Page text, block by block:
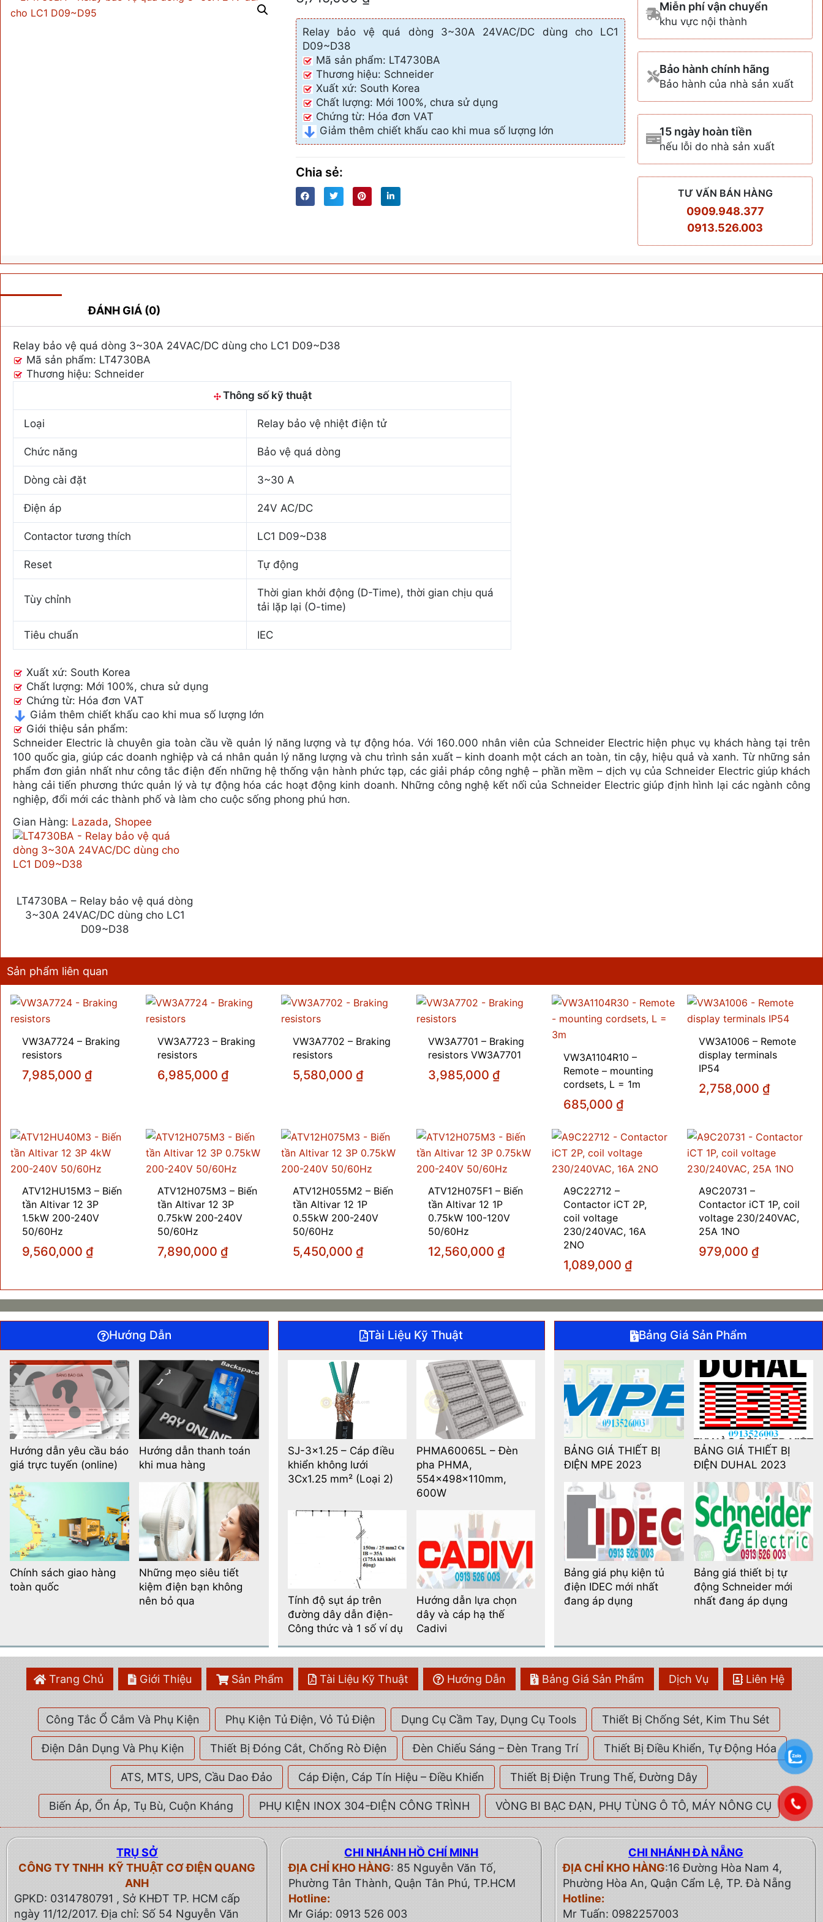
dòng
24VAC/DC
dùng
cho
LC1
D09~D38
Relay bảo vệ quá dòng 3~30A 24VAC/DC dùng cho LC1
D09~D38
Mã sản phẩm: LT4730BA
Thương hiệu: Schneider
Xuất xứ: South Korea
Chất lượng: Mới 100%, chưa sử dụng
Chứng từ: Hóa đơn VAT
Giảm thêm chiết khấu cao khi mua số lượng lớn
Chia sẻ:
Miễn phí vận chuyển
khu vực nội thành
Bảo hành chính hãng
Bảo hành của nhà sản xuất
15 ngày hoàn tiền
nếu lỗi do nhà sản xuất
TƯ VẤN BÁN HÀNG
0909.948.377
0913.526.003
ĐÁNH GIÁ (0)
Relay bảo vệ quá dòng 3~30A 24VAC/DC dùng cho LC1 D09~D38
Mã sản phẩm: LT4730BA
Thương hiệu: Schneider
Thông số kỹ thuật
Loại Relay bảo vệ nhiệt điện tử
Chức năng Bảo vệ quá dòng
Dòng cài đặt 3~30 A
Điện áp 24V AC/DC
Contactor tương thích LC1 D09~D38
Reset Tự động
Tùy chỉnh
Thời gian khởi động (D-Time), thời gian chịu quá
tải lặp lại (O-time)
Tiêu chuẩn IEC
Xuất xứ: South Korea
Chất lượng: Mới 100%, chưa sử dụng
Chứng từ: Hóa đơn VAT
Giảm thêm chiết khấu cao khi mua số lượng lớn
Giới thiệu sản phẩm:
Schneider Electric là chuyên gia toàn cầu về quản lý năng lượng và tự động hóa. Với 160.000 nhân viên của Schneider Electric hiện phục vụ khách hàng tại trên
100 quốc gia, giúp các doanh nghiệp và cá nhân quản lý năng lượng và chu trình sản xuất – kinh doanh một cách an toàn, tin cậy, hiệu quả và xanh. Từ những sản
phẩm đơn giản nhất như công tắc điện đến những hệ thống vận hành phức tạp, các giải pháp công nghệ – phần mềm – dịch vụ của Schneider Electric giúp khách
hàng cải tiến phương thức quản lý và tự động hóa các hoạt động kinh doanh. Những công nghệ kết nối của Schneider Electric giúp định hình lại các ngành công
nghiệp, đổi mới các thành phố và làm cho cuộc sống phong phú hơn.
Gian Hàng: Lazada, Shopee
LT4730BA – Relay bảo vệ quá dòng
3~30A 24VAC/DC dùng cho LC1
D09~D38
Sản phẩm liên quan
VW3A7724 – Braking
resistors
7,985,000 ₫
VW3A7723 – Braking
resistors
6,985,000 ₫
VW3A7702 – Braking
resistors
5,580,000 ₫
VW3A7701 – Braking
resistors VW3A7701
3,985,000 ₫
VW3A1104R10 –
Remote – mounting
cordsets, L = 1m
685,000 ₫
VW3A1006 – Remote
display terminals
IP54
2,758,000 ₫
ATV12HU15M3 – Biến
tần Altivar 12 3P
1.5kW 200-240V
50/60Hz
9,560,000 ₫
ATV12H075M3 – Biến
tần Altivar 12 3P
0.75kW 200-240V
50/60Hz
7,890,000 ₫
ATV12H055M2 – Biến
tần Altivar 12 1P
0.55kW 200-240V
50/60Hz
5,450,000 ₫
ATV12H075F1 – Biến
tần Altivar 12 1P
0.75kW 100-120V
50/60Hz
12,560,000 ₫
A9C22712 –
Contactor iCT 2P,
coil voltage
230/240VAC, 16A
2NO
1,089,000 ₫
A9C20731 –
Contactor iCT 1P, coil
voltage 230/240VAC,
25A 1NO
979,000 ₫
Hướng Dẫn
Hướng dẫn yêu cầu báo
giá trực tuyến (online)
Hướng dẫn thanh toán
khi mua hàng
Chính sách giao hàng
toàn quốc
Những mẹo siêu tiết
kiệm điện bạn không
nên bỏ qua
Tài Liệu Kỹ Thuật
SJ-3×1.25 – Cáp điều
khiển không lưới
3Cx1.25 mm² (Loại 2)
PHMA60065L – Đèn
pha PHMA,
554x498x110mm,
600W
Tính độ sụt áp trên
đường dây dẫn điện-
Công thức và 1 số ví dụ
Hướng dẫn lựa chọn
dây và cáp hạ thế
Cadivi
Bảng Giá Sản Phẩm
BẢNG GIÁ THIẾT BỊ
ĐIỆN MPE 2023
BẢNG GIÁ THIẾT BỊ
ĐIỆN DUHAL 2023
Bảng giá phụ kiện tủ
điện IDEC mới nhất
đang áp dụng
Bảng giá thiết bị tự
động Schneider mới
nhất đang áp dụng
Trang Chủ Giới Thiệu Sản Phẩm Tài Liệu Kỹ Thuật Hướng Dẫn Bảng Giá Sản Phẩm Dịch Vụ Liên Hệ
Công Tắc Ổ Cắm Và Phụ Kiện Phụ Kiện Tủ Điện, Vỏ Tủ Điện Dụng Cụ Cầm Tay, Dụng Cụ Tools Thiết Bị Chống Sét, Kim Thu Sét
Điện Dân Dụng Và Phụ Kiện Thiết Bị Đóng Cắt, Chống Rò Điện Đèn Chiếu Sáng – Đèn Trang Trí Thiết Bị Điều Khiển, Tự Động Hóa
ATS, MTS, UPS, Cầu Dao Đảo Cáp Điện, Cáp Tín Hiệu – Điều Khiển Thiết Bị Điện Trung Thế, Đường Dây
Biến Áp, Ổn Áp, Tụ Bù, Cuộn Kháng PHỤ KIỆN INOX 304-ĐIỆN CÔNG TRÌNH VÒNG BI BẠC ĐẠN, PHỤ TÙNG Ô TÔ, MÁY NÔNG CỤ
TRỤ SỞ
CÔNG TY TNHH KỸ THUẬT CƠ ĐIỆN QUANG
ANH
GPKD: 0314780791 , Sở KHĐT TP. HCM cấp
ngày 11/12/2017. Địa chỉ: Số 54 Nguyễn Văn
CHI NHÁNH HỒ CHÍ MINH
ĐỊA CHỈ KHO HÀNG: 85 Nguyễn Văn Tố,
Phường Tân Thành, Quận Tân Phú, TP.HCM
Hotline:
Mr Giáp: 0913 526 003
CHI NHÁNH ĐÀ NẴNG
ĐỊA CHỈ KHO HÀNG:16 Đường Hòa Nam 4,
Phường Hòa An, Quận Cẩm Lệ, TP. Đà Nẵng
Hotline:
Mr Tuấn: 0982257003